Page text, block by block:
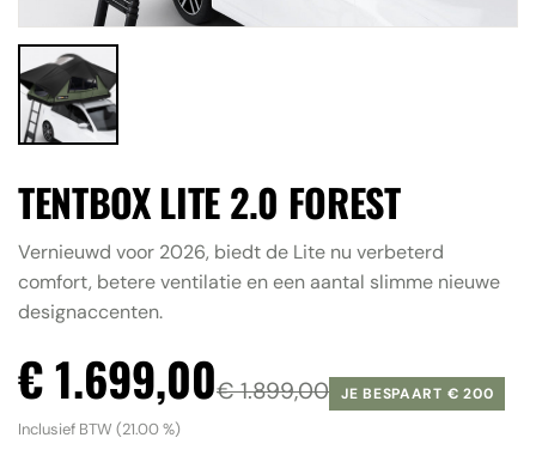
ALLE RESULTATEN BEKIJKEN
TENTBOX LITE 2.0 FOREST
Vernieuwd voor 2026, biedt de Lite nu verbeterd
comfort, betere ventilatie en een aantal slimme nieuwe
designaccenten.
€ 1.699,00€ 1.899,00 JE BESPAART € 200
Inclusief BTW (21.00 %)